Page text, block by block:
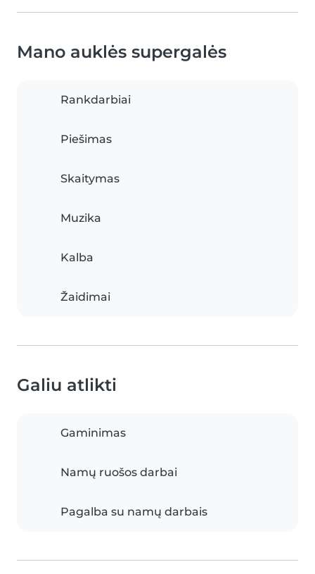
Mano auklės supergalės
Rankdarbiai
Piešimas
Skaitymas
Muzika
Kalba
Žaidimai
Galiu atlikti
Gaminimas
Namų ruošos darbai
Pagalba su namų darbais